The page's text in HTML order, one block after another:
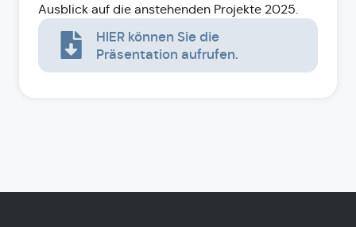
Ausblick auf die anstehenden Projekte 2025.
HIER können Sie die
Präsentation aufrufen.